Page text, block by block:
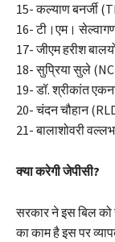
15- कल्याण बनर्जी
16- टी।एम।
17- जीएम हरीश
18- सुप्रिया सुले
19- डॉ. श्रीकांत
20- चंदन चौहान
21- बालाशोवरी
क्या करेगी जेपीसी?
सरकार ने इस बिल
का काम है इस पर